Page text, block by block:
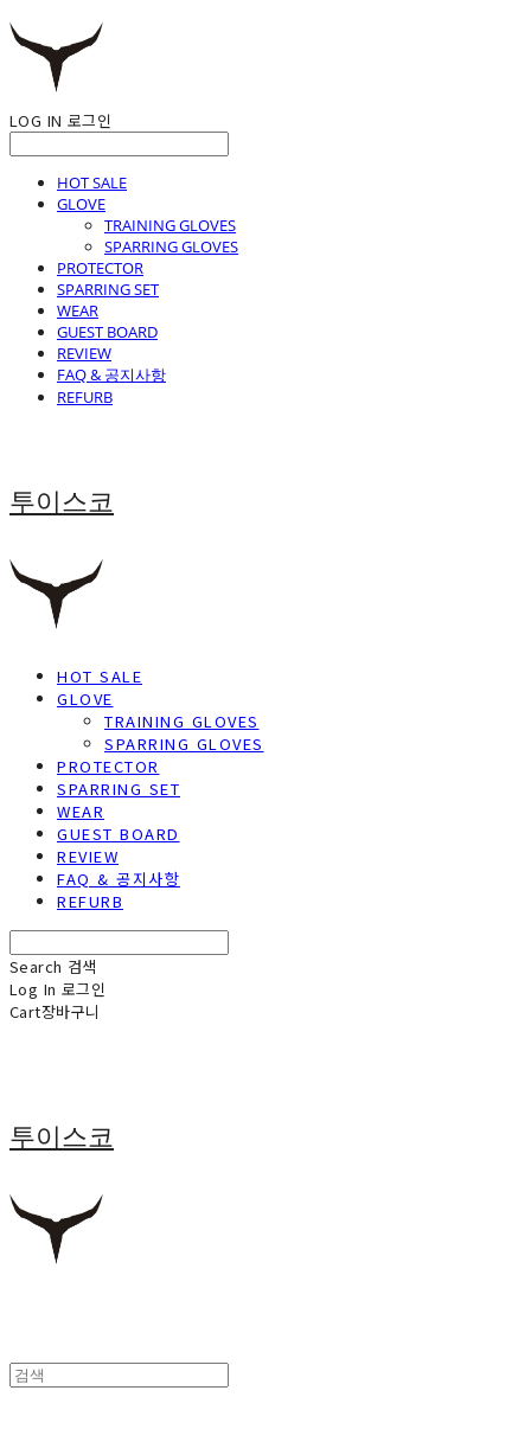
LOG IN 로그인
HOT SALE
GLOVE
TRAINING GLOVES
SPARRING GLOVES
PROTECTOR
SPARRING SET
WEAR
GUEST BOARD
REVIEW
FAQ & 공지사항
REFURB
투이스코
HOT SALE
GLOVE
TRAINING GLOVES
SPARRING GLOVES
PROTECTOR
SPARRING SET
WEAR
GUEST BOARD
REVIEW
FAQ & 공지사항
REFURB
Search 검색
Log In 로그인
Cart장바구니
투이스코